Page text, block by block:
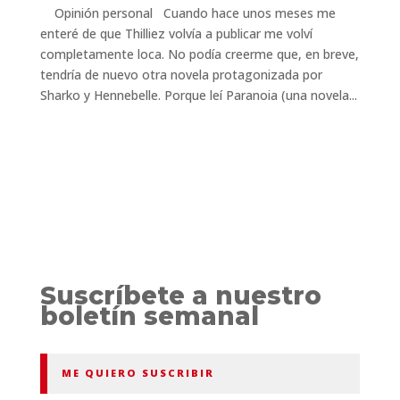
Opinión personal Cuando hace unos meses me
enteré de que Thilliez volvía a publicar me volví
completamente loca. No podía creerme que, en breve,
tendría de nuevo otra novela protagonizada por
Sharko y Hennebelle. Porque leí Paranoia (una novela...
Suscríbete a nuestro
boletín semanal
ME QUIERO SUSCRIBIR